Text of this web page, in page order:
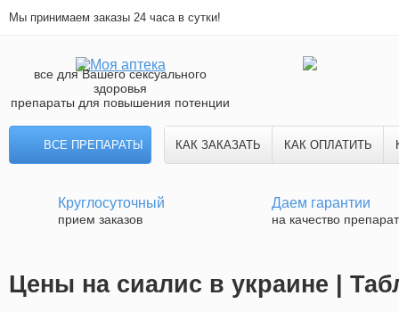
Мы принимаем заказы 24 часа в сутки!
все для Вашего сексуального
здоровья
препараты для повышения потенции
ВСЕ ПРЕПАРАТЫ КАК ЗАКАЗАТЬ КАК ОПЛАТИТЬ
Круглосуточный
прием заказов
Даем гарантии
на качество
Цены на сиалис в украине |